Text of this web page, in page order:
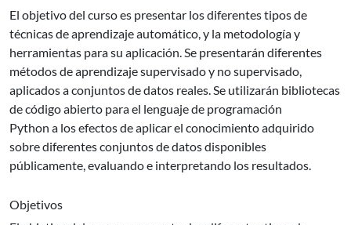
El objetivo del curso es presentar los diferentes tipos de
técnicas de aprendizaje automático, y la metodología y
herramientas para su aplicación. Se presentarán diferentes
métodos de aprendizaje supervisado y no supervisado,
aplicados a conjuntos de datos reales. Se utilizarán bibliotecas
de código abierto para el lenguaje de programación
Python a los efectos de aplicar el conocimiento adquirido
sobre diferentes conjuntos de datos disponibles
públicamente, evaluando e interpretando los resultados.
Objetivos